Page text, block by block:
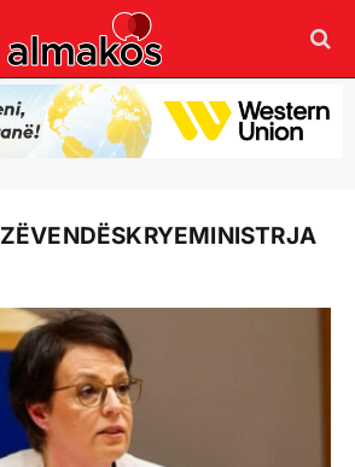
ZËVENDËSKRYEMINISTRJA